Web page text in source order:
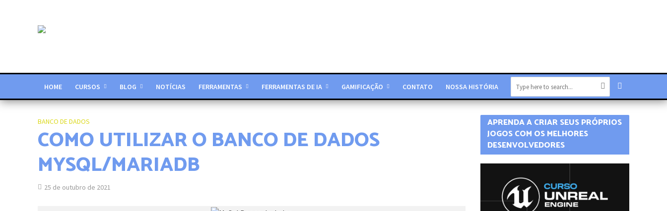
HOME CURSOS BLOG NOTÍCIAS FERRAMENTAS FERRAMENTAS DE IA GAMIFICAÇÃO CONTATO NOSSA HISTÓRIA
BANCO DE DADOS
COMO UTILIZAR O BANCO DE DADOS
MYSQL/MARIADB
25 de outubro de 2021
APRENDA A CRIAR SEUS PRÓPRIOS
JOGOS COM OS MELHORES
DESENVOLVEDORES